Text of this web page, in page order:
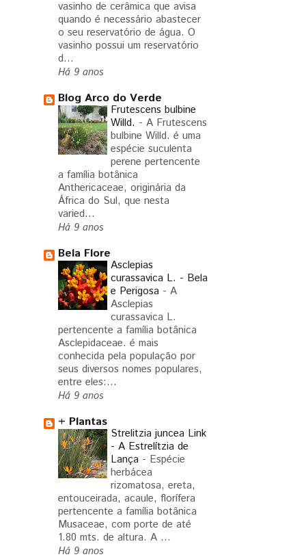
vasinho de cerâmica que avisa
quando é necessário abastecer
o seu reservatório de água. O
vasinho possui um reservatório
d...
Há 9 anos
Blog Arco do Verde
Frutescens bulbine
Willd. - A Frutescens
bulbine Willd. é uma
espécie suculenta
perene pertencente
a família botânica
Anthericaceae, originária da
África do Sul, que nesta
varied...
Há 9 anos
Bela Flore
Asclepias
curassavica L. - Bela
e Perigosa - A
Asclepias
curassavica L.
pertencente a família botânica
Asclepidaceae. é mais
conhecida pela população por
seus diversos nomes populares,
entre eles:...
Há 9 anos
+ Plantas
Strelitzia juncea Link
- A Estrelítzia de
Lança - Espécie
herbácea
rizomatosa, ereta,
entouceirada, acaule, florífera
pertencente a família botânica
Musaceae, com porte de até
1.80 mts. de altura. A ...
Há 9 anos